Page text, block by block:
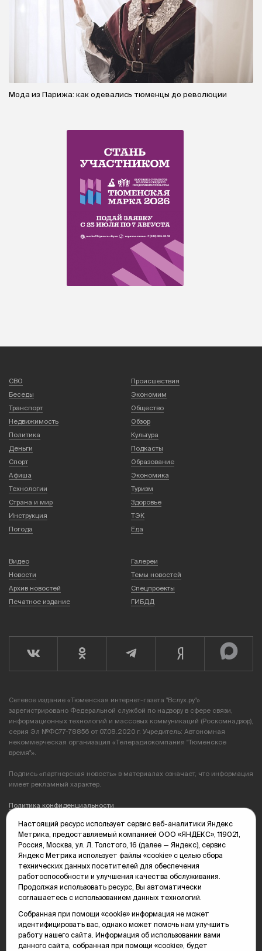
Мода из Парижа: как одевались тюменцы до революции
СВО
Происшествия
Беседы
Экономим
Транспорт
Общество
Недвижимость
Обзор
Политика
Культура
Деньги
Подкасты
Спорт
Образование
Афиша
Экономика
Технологии
Туризм
Страна и мир
Здоровье
Инструкция
ТЭК
Погода
Еда
Видео
Галереи
Новости
Темы новостей
Архив новостей
Спецпроекты
Печатное издание
ГИБДД
Сетевое издание «Тюменская интернет-газета "Вслух.ру"»
зарегистрировано Федеральной службой по надзору в сфере связи,
информационных технологий и массовых коммуникаций (Роскомнадзор),
серия Эл №ФС77-78856 от 07.08.2020 г. Учредитель: Автономная
некоммерческая организация «Телерадиокомпания "Тюменское
время"».
Подпись «партнерская новость» в материалах означает, что информация
имеет рекламный характер.
Политика конфиденциальности
Редакция: 625035, Тюмень, пр. Геологоразведчиков, 28А
(3452) 68-89-05
edit@vsluh.ru
Главный редактор: Панкина Т.Ю.
kika@vsluh.ru
По вопросам рекламы:
(3452) 68-89-78
kotovaev@sibinformburo.ru
mim@vsluh.ru
Настоящий ресурс использует сервис веб-аналитики Яндекс
Метрика, предоставляемый компанией ООО «ЯНДЕКС», 119021,
Россия, Москва, ул. Л. Толстого, 16 (далее — Яндекс), сервис
Яндекс Метрика использует файлы «cookie» с целью сбора
технических данных посетителей для обеспечения
работоспособности и улучшения качества обслуживания.
Продолжая использовать ресурс, Вы автоматически
соглашаетесь с использованием данных технологий.
Собранная при помощи «cookie» информация не может
идентифицировать вас, однако может помочь нам улучшить
работу нашего сайта. Информация об использовании вами
данного сайта, собранная при помощи «cookie», будет